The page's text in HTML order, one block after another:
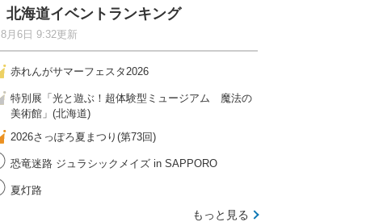
北海道イベントランキング
8月6日 9:32更新
赤れんがサマーフェスタ2026
特別展「光と遊ぶ！超体験型ミュージアム 魔法の
美術館」(北海道)
2026さっぽろ夏まつり(第73回)
恐竜迷路 ジュラシックメイズ in SAPPORO
夏灯路
もっと見る